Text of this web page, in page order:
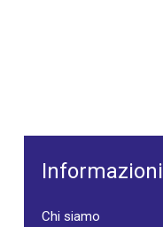
Informazioni
Chi siamo